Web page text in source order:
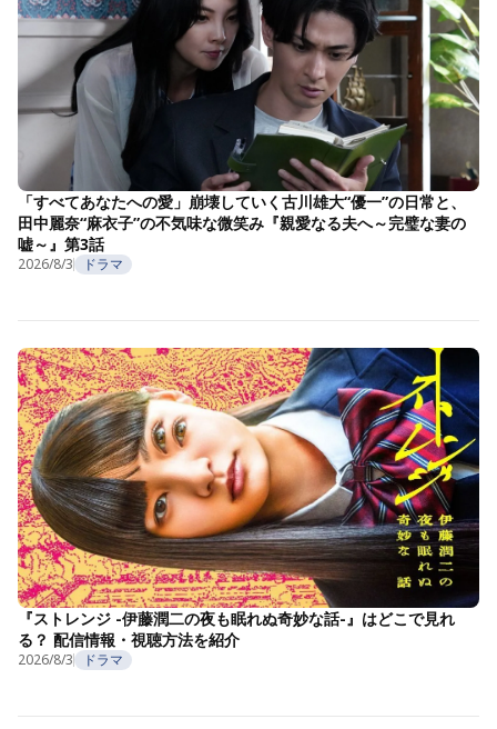
「すべてあなたへの愛」崩壊していく古川雄大“優一”の日常と、
田中麗奈“麻衣子”の不気味な微笑み『親愛なる夫へ～完璧な妻の
嘘～』第3話
2026/8/3 ドラマ
『ストレンジ -伊藤潤二の夜も眠れぬ奇妙な話-』はどこで見れ
る？ 配信情報・視聴方法を紹介
2026/8/3 ドラマ